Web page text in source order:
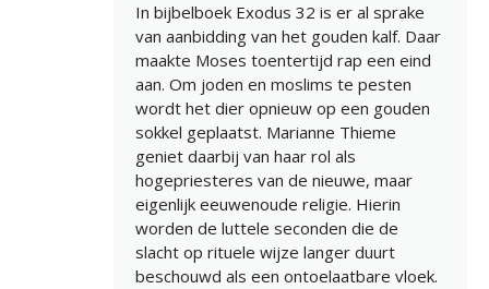
In bijbelboek Exodus 32 is er al sprake
van aanbidding van het gouden kalf. Daar
maakte Moses toentertijd rap een eind
aan. Om joden en moslims te pesten
wordt het dier opnieuw op een gouden
sokkel geplaatst. Marianne Thieme
geniet daarbij van haar rol als
hogepriesteres van de nieuwe, maar
eigenlijk eeuwenoude religie. Hierin
worden de luttele seconden die de
slacht op rituele wijze langer duurt
beschouwd als een ontoelaatbare vloek.